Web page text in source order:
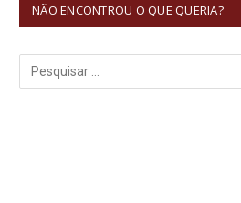
NÃO ENCONTROU O QUE QUERIA?